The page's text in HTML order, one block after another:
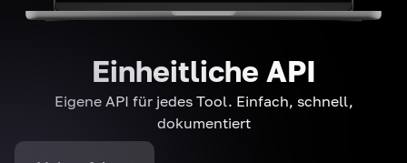
Einheitliche API
Eigene API für jedes Tool. Einfach, schnell,
dokumentiert